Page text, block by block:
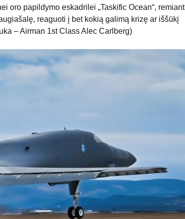
oro papildymo eskadrilei „Taskific Ocean“, remiant
reaguoti į bet kokią galimą krizę ar iššūkį
– Airman 1st Class Alec Carlberg)